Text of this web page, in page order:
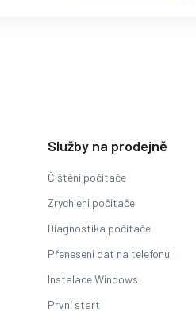
Služby na prodejně
Čištění počítače
Zrychlení počítače
Diagnostika počítače
Přenesení dat na telefonu
Instalace Windows
První start